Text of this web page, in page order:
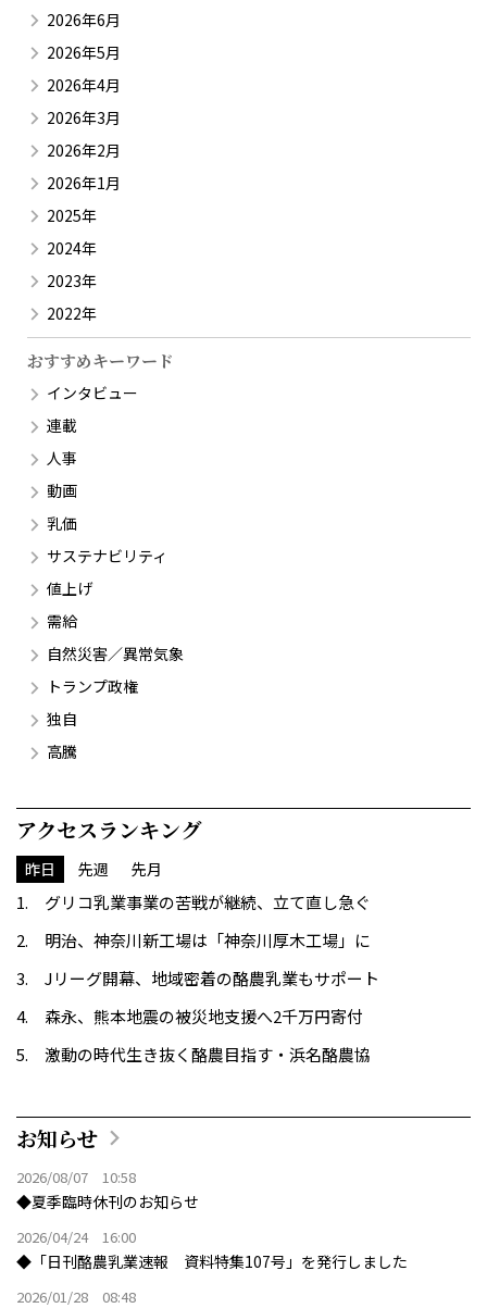
2026年6月
2026年5月
2026年4月
2026年3月
2026年2月
2026年1月
2025年
2024年
2023年
2022年
おすすめキーワード
インタビュー
連載
人事
動画
乳価
サステナビリティ
値上げ
需給
自然災害／異常気象
トランプ政権
独自
高騰
アクセスランキング
昨日 先週 先月
グリコ乳業事業の苦戦が継続、立て直し急ぐ
明治、神奈川新工場は「神奈川厚木工場」に
Jリーグ開幕、地域密着の酪農乳業もサポート
森永、熊本地震の被災地支援へ2千万円寄付
激動の時代生き抜く酪農目指す・浜名酪農協
お知らせ
2026/08/07 10:58
◆夏季臨時休刊のお知らせ
2026/04/24 16:00
◆「日刊酪農乳業速報 資料特集107号」を発行しました
2026/01/28 08:48